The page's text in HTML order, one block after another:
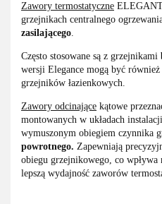
Zawory termostatyczne ELEGANT
grzejnikach centralnego
zasilającego.
Często stosowane są z grzejnikami
wersji Elegance mogą być również
grzejników łazienkowych.
Zawory odcinające kątowe
montowanych w układach
wymuszonym obiegiem czynnika
powrotnego. Zapewniają
obiegu grzejnikowego, co
lepszą wydajność zaworów